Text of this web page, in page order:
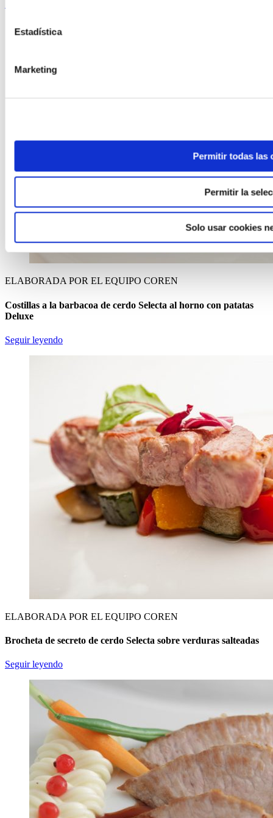
Estadística
Marketing
Permitir todas las
Permitir la
Solo usar cookies
ELABORADA POR EL EQUIPO COREN
Costillas a la barbacoa de cerdo Selecta al horno con patatas
Deluxe
Seguir leyendo
ELABORADA POR EL EQUIPO COREN
Brocheta de secreto de cerdo Selecta sobre verduras salteadas
Seguir leyendo